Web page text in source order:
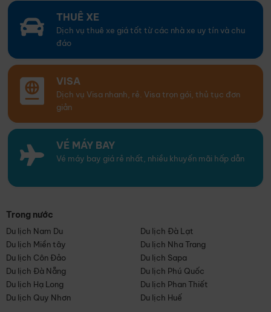
THUÊ XE
Dịch vụ thuê xe giá tốt từ các nhà xe uy tín và chu
đáo
VISA
Dịch vụ Visa nhanh, rẻ. Visa trọn gói, thủ tục đơn
giản
VÉ MÁY BAY
Vé máy bay giá rẻ nhất, nhiều khuyến mãi hấp dẫn
Trong nước
Du lịch Nam Du
Du lịch Đà Lạt
Du lịch Miền tây
Du lịch Nha Trang
Du lịch Côn Đảo
Du lịch Sapa
Du lịch Đà Nẵng
Du lịch Phú Quốc
Du lịch Hạ Long
Du lịch Phan Thiết
Du lịch Quy Nhơn
Du lịch Huế